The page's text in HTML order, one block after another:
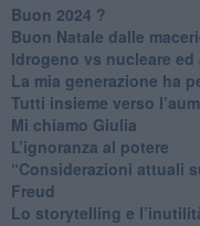
Buon 2024 ?
​Buon Natale dalle
​Idrogeno vs nucleare
​La mia generazione ha
​Tutti insieme verso
Mi chiamo Giulia
L’ignoranza al potere
​“Considerazioni attuali
Freud
​Lo storytelling e